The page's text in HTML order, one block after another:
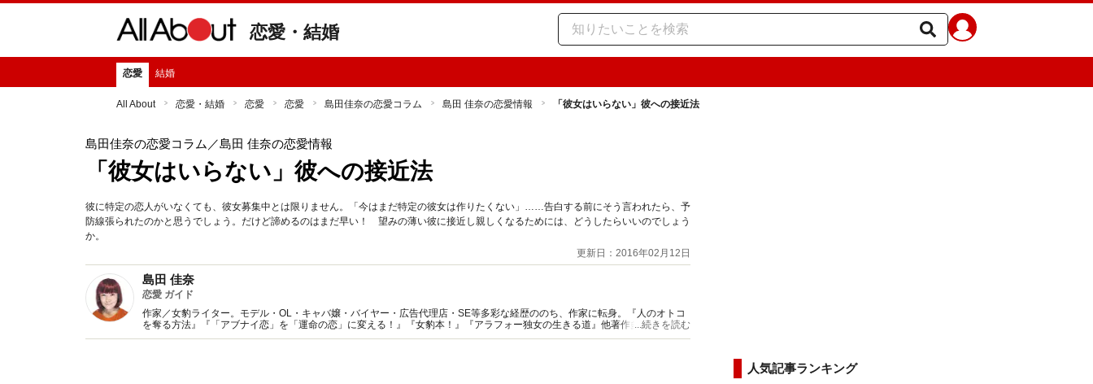
恋愛・結婚
恋愛 結婚
All About 恋愛・結婚 恋愛 恋愛 島田佳奈の恋愛コラム 島田 佳奈の恋愛情報 「彼女はいらない」彼への接近法
島田佳奈の恋愛コラム ／島田 佳奈の恋愛情報
「彼女はいらない」彼への接近法
彼に特定の恋人がいなくても、彼女募集中とは限りません。「今はまだ特定の彼女は作りたくない」……告白する前にそう言われたら、予
防線張られたのかと思うでしょう。だけど諦めるのはまだ早い！ 望みの薄い彼に接近し親しくなるためには、どうしたらいいのでしょう
か。
更新日：2016年02月12日
島田 佳奈
恋愛 ガイド
作家／女豹ライター。モデル・OL・キャバ嬢・バイヤー・広告代理店・SE等多彩な経歴ののち、作家に転身。『人のオトコ
を奪る方法』『「アブナイ恋」を「運命の恋」に変える！』『女豹本！』『アラフォー独女の生きる道』他著作多数。Web、
雑誌、TV等メディアを問わず活動中。
...続きを読む
人気記事ランキング